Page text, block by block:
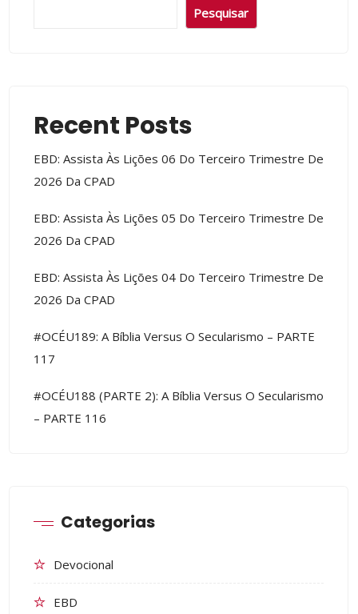
Pesquisar
Recent Posts
EBD: Assista Às Lições 06 Do Terceiro Trimestre De
2026 Da CPAD
EBD: Assista Às Lições 05 Do Terceiro Trimestre De
2026 Da CPAD
EBD: Assista Às Lições 04 Do Terceiro Trimestre De
2026 Da CPAD
#OCÉU189: A Bíblia Versus O Secularismo – PARTE
117
#OCÉU188 (PARTE 2): A Bíblia Versus O Secularismo
– PARTE 116
Categorias
Devocional
EBD